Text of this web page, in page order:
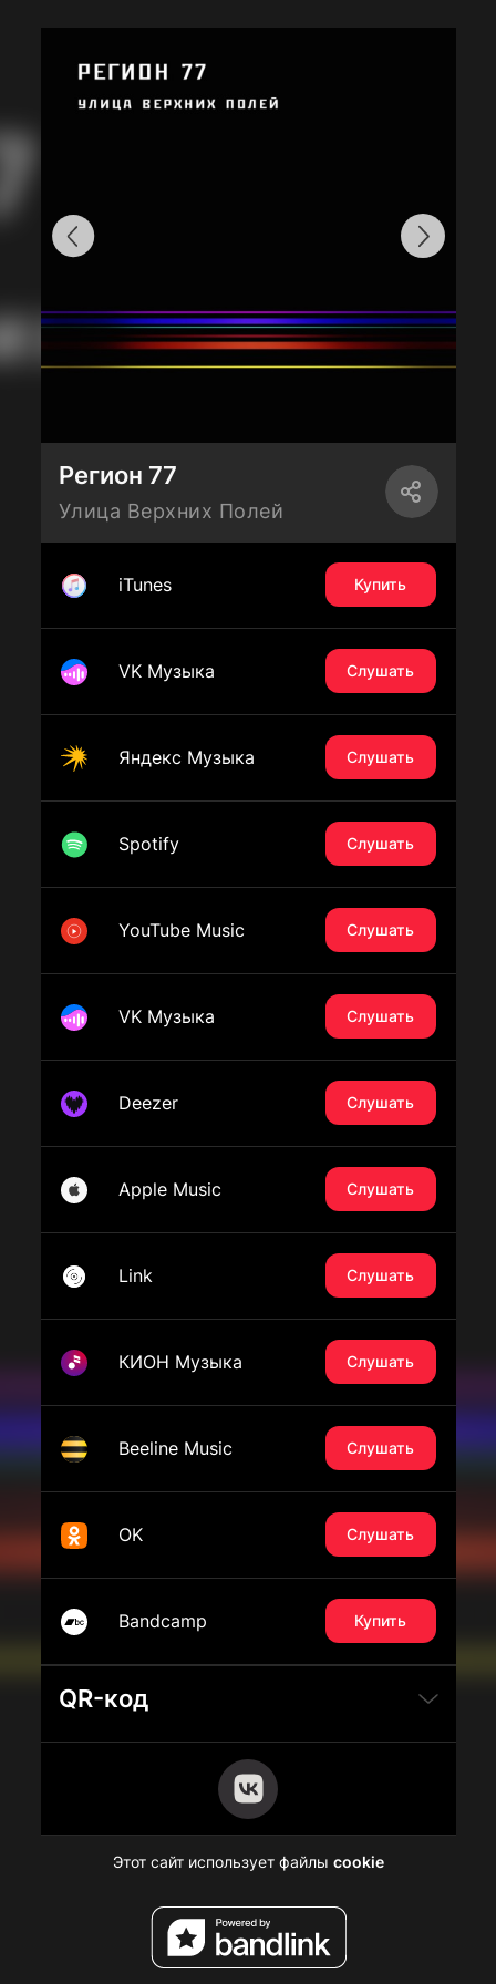
Регион 77
Улица Верхних Полей
iTunes Купить
VK Музыка Слушать
Яндекс Музыка Слушать
Spotify Слушать
YouTube Music Слушать
VK Музыка Слушать
Deezer Слушать
Apple Music Слушать
Link Слушать
КИОН Музыка Слушать
Beeline Music Слушать
OK Слушать
Bandcamp Купить
QR-код
Этот сайт использует файлы cookie